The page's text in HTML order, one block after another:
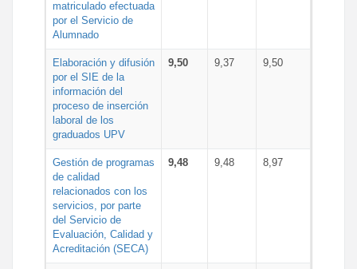
matriculado efectuada
por el Servicio de
Alumnado
Elaboración y difusión
por el SIE de la
información del
proceso de inserción
laboral de los
graduados UPV
9,50 9,37 9,50
Gestión de programas
de calidad
relacionados con los
servicios, por parte
del Servicio de
Evaluación, Calidad y
Acreditación (SECA)
9,48 9,48 8,97